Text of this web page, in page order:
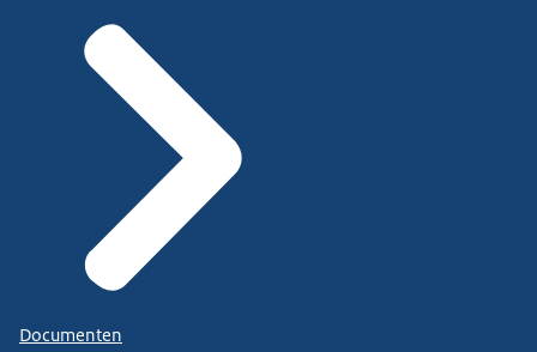
Documenten